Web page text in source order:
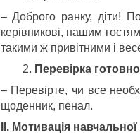
– Доброго ранку, діти!
керівникові, нашим
такими ж привітними і
Перевірка
– Перевірте, чи все
щоденник, пенал.
ІІ. Мотивація